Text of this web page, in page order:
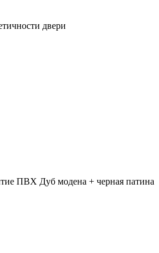
двери
ПВХ Дуб модена + черная патина